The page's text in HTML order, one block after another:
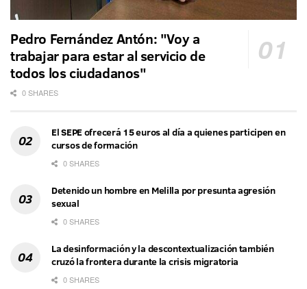
Pedro Fernández Antón: "Voy a
trabajar para estar al servicio de
todos los ciudadanos"
0 SHARES
El SEPE ofrecerá 15 euros al día a quienes participen en
cursos de formación
0 SHARES
Detenido un hombre en Melilla por presunta agresión
sexual
0 SHARES
La desinformación y la descontextualización también
cruzó la frontera durante la crisis migratoria
0 SHARES